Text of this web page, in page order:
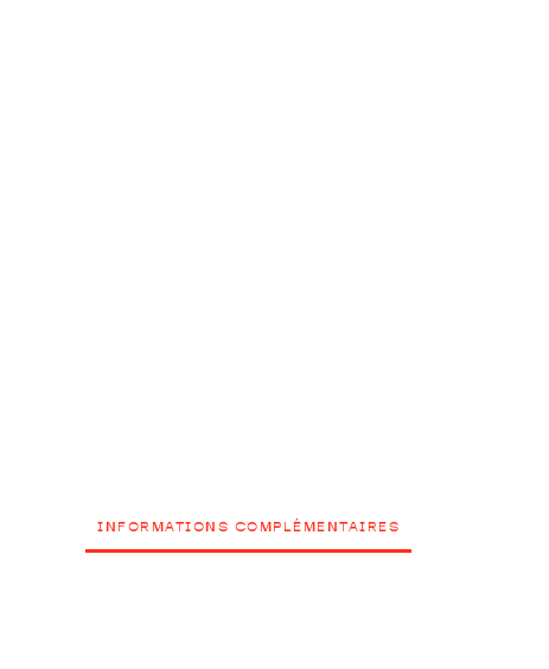
INFORMATIONS COMPLÉMENTAIRES